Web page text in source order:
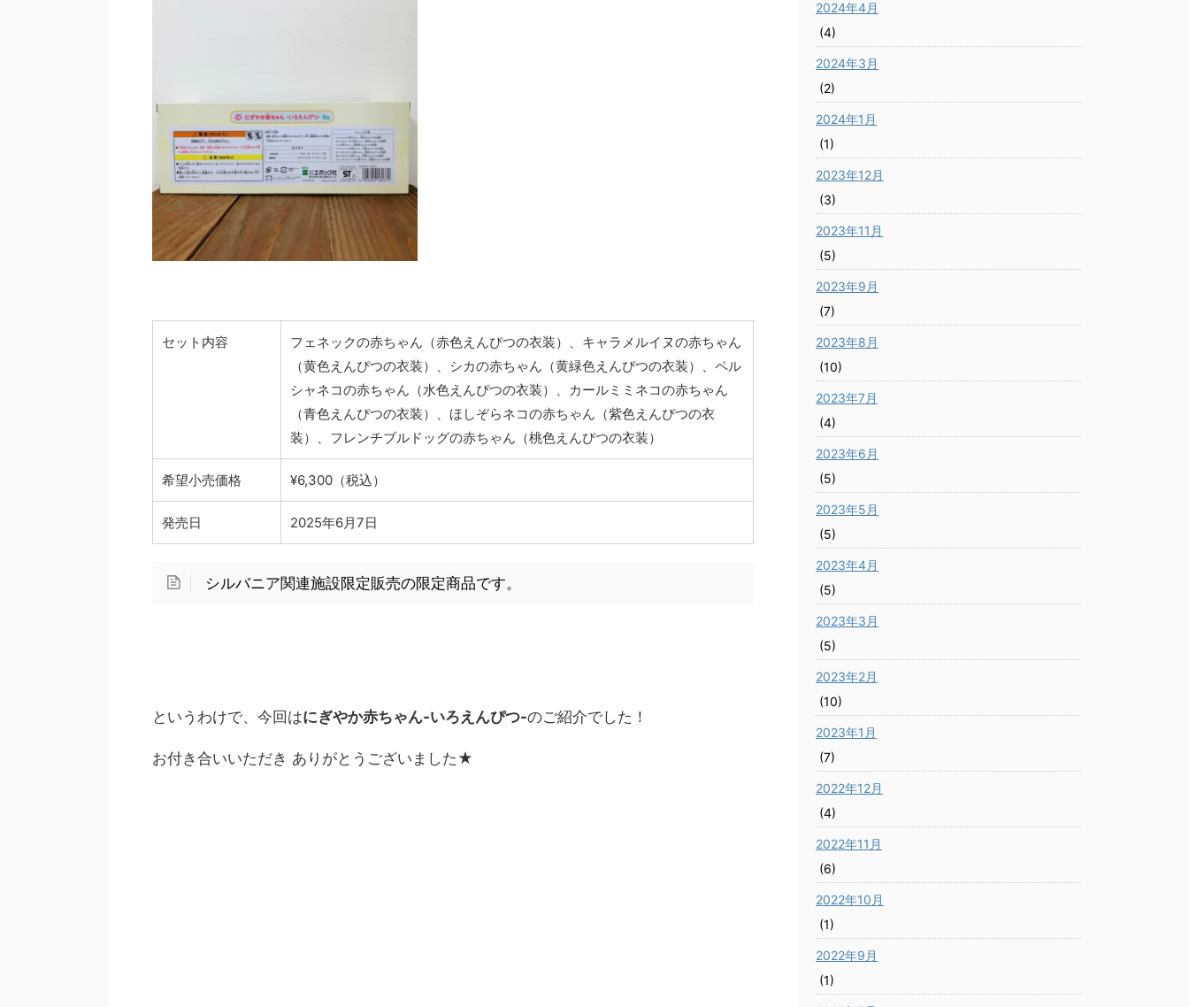
セット内容
フェネックの赤ちゃん（赤色えんぴつの衣装）、キャラメルイヌの赤ちゃん
（黄色えんぴつの衣装）、シカの赤ちゃん（黄緑色えんぴつの衣装）、ペル
シャネコの赤ちゃん（水色えんぴつの衣装）、カールミミネコの赤ちゃん
（青色えんぴつの衣装）、ほしぞらネコの赤ちゃん（紫色えんぴつの衣
装）、フレンチブルドッグの赤ちゃん（桃色えんぴつの衣装）
希望小売価格 ¥6,300（税込）
発売日 2025年6月7日
シルバニア関連施設限定販売の限定商品です。
というわけで、今回はにぎやか赤ちゃん-いろえんぴつ-のご紹介でした！
お付き合いいただき ありがとうございました★
2024年4月
(4)
2024年3月
(2)
2024年1月
(1)
2023年12月
(3)
2023年11月
(5)
2023年9月
(7)
2023年8月
(10)
2023年7月
(4)
2023年6月
(5)
2023年5月
(5)
2023年4月
(5)
2023年3月
(5)
2023年2月
(10)
2023年1月
(7)
2022年12月
(4)
2022年11月
(6)
2022年10月
(1)
2022年9月
(1)